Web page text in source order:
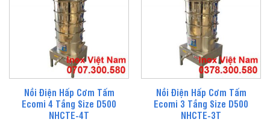
Nồi Điện Hấp Cơm Tấm
Ecomi 4 Tầng Size D500
NHCTE-4T
Nồi Điện Hấp Cơm Tấm
Ecomi 3 Tầng Size D500
NHCTE-3T